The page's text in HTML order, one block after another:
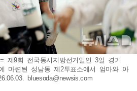
제9회 전국동시지방선거일인 3일 경기
마련된 성남동 제2투표소에서 엄마와 아
bluesoda@newsis.com